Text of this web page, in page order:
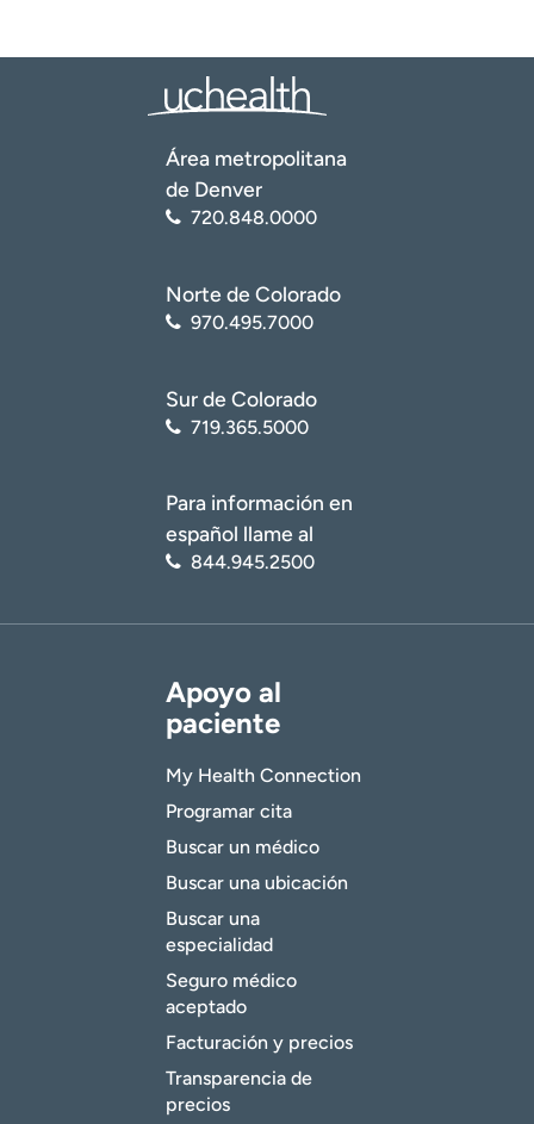
Área metropolitana
de Denver
720.848.0000
Norte de Colorado
970.495.7000
Sur de Colorado
719.365.5000
Para información en
español llame al
844.945.2500
Apoyo al
paciente
My Health Connection
Programar cita
Buscar un médico
Buscar una ubicación
Buscar una
especialidad
Seguro médico
aceptado
Facturación y precios
Transparencia de
precios